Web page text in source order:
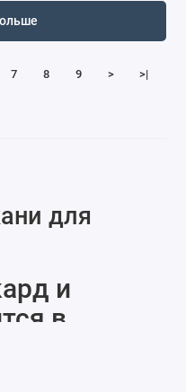
7 8 9 > >|
для
и
в
премиум-